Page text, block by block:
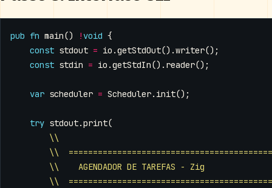
pub fn main() ! void {
const stdout = io .getStdOut().writer();
const stdin = io .getStdIn(). reader();
var scheduler = Scheduler. init();
try stdout.print(
\\
\\  ==========================================
\\    AGENDADOR DE TAREFAS - Zig
\\  ==========================================